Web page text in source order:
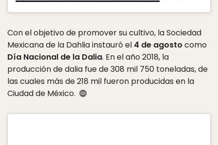
Con el objetivo de promover su cultivo, la Sociedad
Mexicana de la Dahlia instauró el 4 de agosto como
Día Nacional de la Dalia. En el año 2018, la
producción de dalia fue de 308 mil 750 toneladas, de
las cuales más de 218 mil fueron producidas en la
Ciudad de México.